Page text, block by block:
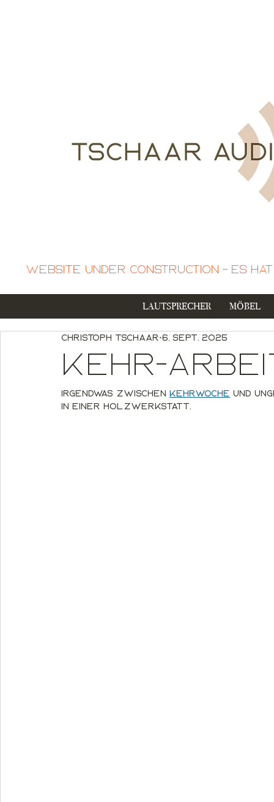
Website Under Construction – Es
LAUTSPRECHER MÖBEL
Kehr-
Christoph Tschaar 6. Sept. 2025
Irgendwas zwischen Kehrwoche und
in einer Holzwerkstatt.